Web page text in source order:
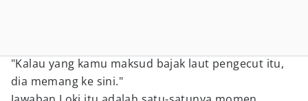
"Kalau yang kamu maksud bajak laut pengecut itu,
dia memang ke sini."